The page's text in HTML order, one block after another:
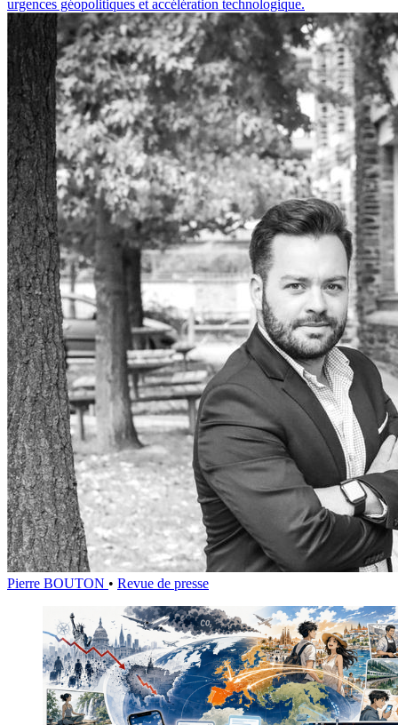
urgences géopolitiques et accélération technologique.
Pierre BOUTON • Revue de presse